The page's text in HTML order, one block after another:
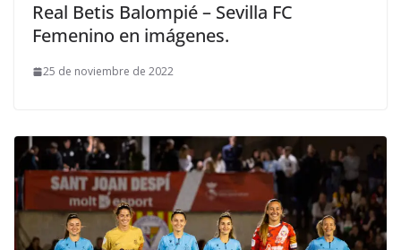
Real Betis Balompié – Sevilla FC
Femenino en imágenes.
25 de noviembre de 2022